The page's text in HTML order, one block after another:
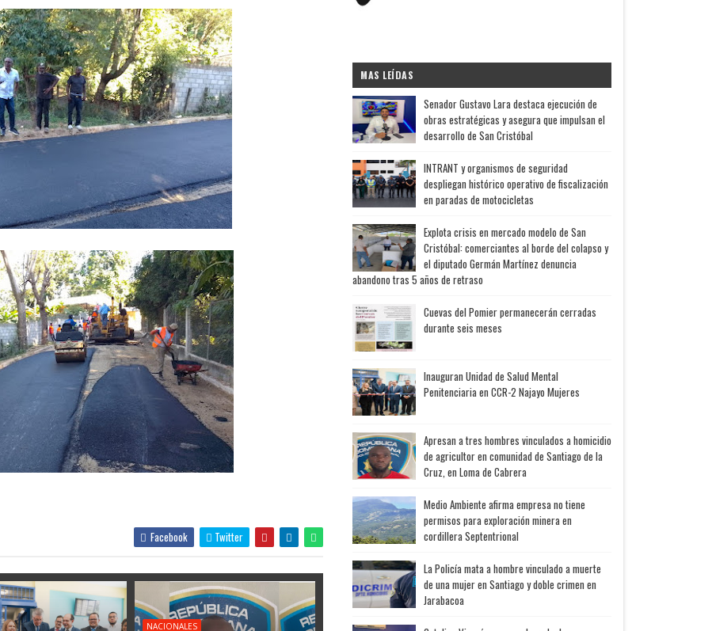
Facebook Twitter
NACIONALES
MAS LEÍDAS
Senador Gustavo Lara destaca ejecución de
obras estratégicas y asegura que impulsan el
desarrollo de San Cristóbal
INTRANT y organismos de seguridad
despliegan histórico operativo de fiscalización
en paradas de motocicletas
Explota crisis en mercado modelo de San
Cristóbal: comerciantes al borde del colapso y
el diputado Germán Martínez denuncia
abandono tras 5 años de retraso
Cuevas del Pomier permanecerán cerradas
durante seis meses
Inauguran Unidad de Salud Mental
Penitenciaria en CCR-2 Najayo Mujeres
Apresan a tres hombres vinculados a homicidio
de agricultor en comunidad de Santiago de la
Cruz, en Loma de Cabrera
Medio Ambiente afirma empresa no tiene
permisos para exploración minera en
cordillera Septentrional
La Policía mata a hombre vinculado a muerte
de una mujer en Santiago y doble crimen en
Jarabacoa